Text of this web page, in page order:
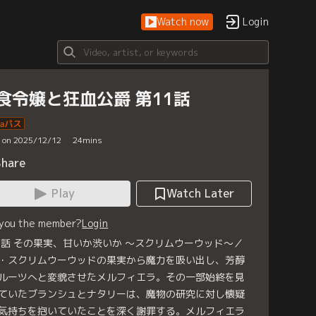
Watch now Login
令嬢と狂血公爵 第11話
2025/12/12 24mins
Play
Watch Later
the member?Login
その果実、甘いか渋いか ～スクリムウーウッド～／
スクリムウーウッドの果実から魔力を吸い出し、芳醇
ーツへと変貌させたメルフィエラ。その一部始終を見
いたブランシュとナタリーは、魔物の研究に対し懐疑
持ちを抱いていたことを深く謝罪する。メルフィエラ